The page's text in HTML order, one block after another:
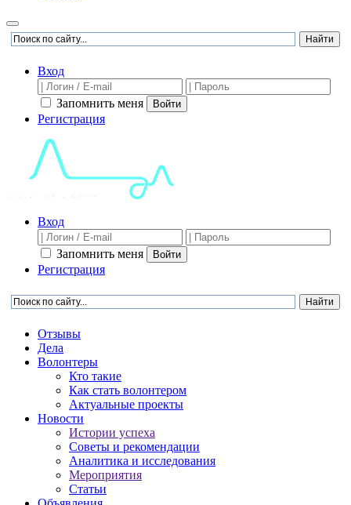
Вход
Запомнить меня Войти
Регистрация
Вход
Запомнить меня Войти
Регистрация
Отзывы
Дела
Волонтеры
Кто такие
Как стать волонтером
Актуальные проекты
Новости
Истории успеха
Советы и рекомендации
Аналитика и исследования
Мероприятия
Статьи